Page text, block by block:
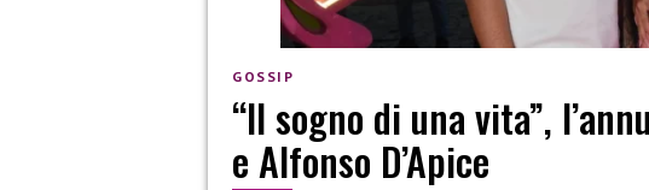
GOSSIP
“Il sogno di una vita”,
e Alfonso D’Apice